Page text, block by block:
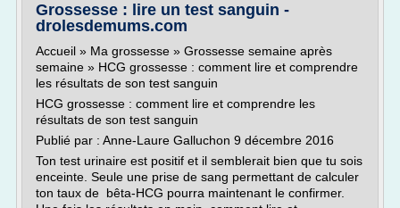
Grossesse : lire un test sanguin -
drolesdemums.com
Accueil » Ma grossesse » Grossesse semaine après
semaine » HCG grossesse : comment lire et comprendre
les résultats de son test sanguin
HCG grossesse : comment lire et comprendre les
résultats de son test sanguin
Publié par : Anne-Laure Galluchon 9 décembre 2016
Ton test urinaire est positif et il semblerait bien que tu sois
enceinte. Seule une prise de sang permettant de calculer
ton taux de bêta-HCG pourra maintenant le confirmer.